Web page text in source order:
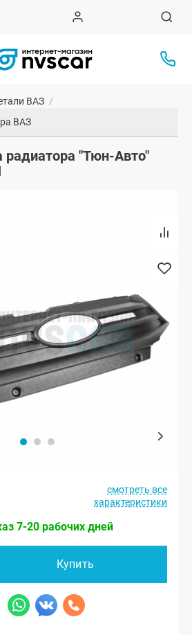
ВАЗ /
ВАЗ
радиатора "Тюн-Авто"
смотреть все
характеристики
7-20 рабочих дней
Купить